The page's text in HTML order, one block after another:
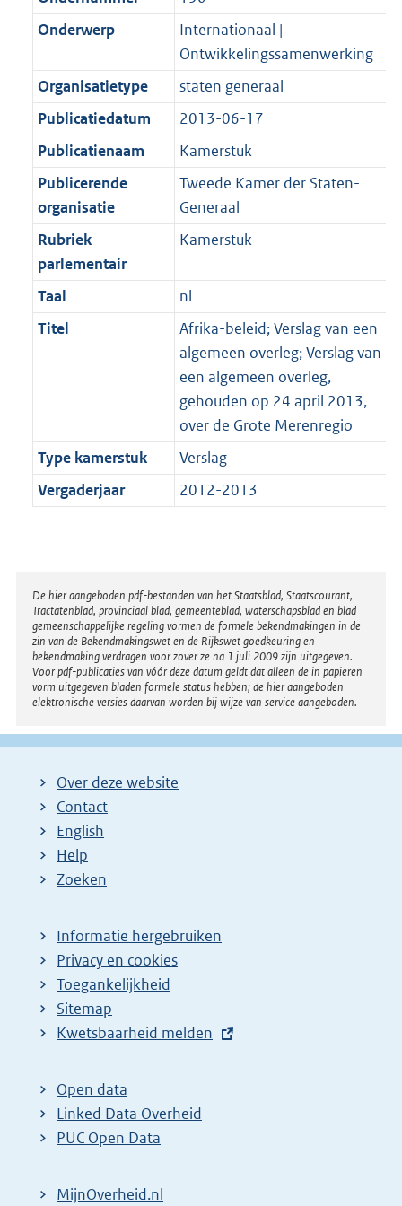
Onderwerp
Internationaal |
Ontwikkelingssamenwerking
Organisatietype
staten generaal
Publicatiedatum
2013-06-17
Publicatienaam
Kamerstuk
Publicerende
organisatie
Tweede Kamer der Staten-
Generaal
Rubriek
parlementair
Kamerstuk
Taal
nl
Titel
Afrika-beleid; Verslag van een
algemeen overleg; Verslag van
een algemeen overleg,
gehouden op 24 april 2013,
over de Grote Merenregio
Type kamerstuk
Verslag
Vergaderjaar
2012-2013
Disclaimer
De hier aangeboden pdf-bestanden van het Staatsblad, Staatscourant,
Tractatenblad, provinciaal blad, gemeenteblad, waterschapsblad en blad
gemeenschappelijke regeling vormen de formele bekendmakingen in de
zin van de Bekendmakingswet en de Rijkswet goedkeuring en
bekendmaking verdragen voor zover ze na 1 juli 2009 zijn uitgegeven.
Voor pdf-publicaties van vóór deze datum geldt dat alleen de in papieren
vorm uitgegeven bladen formele status hebben; de hier aangeboden
elektronische versies daarvan worden bij wijze van service aangeboden.
Over deze website
Contact
English
Help
Zoeken
Informatie hergebruiken
Privacy en cookies
Toegankelijkheid
Sitemap
E
t
e
r
l
Kwetsbaarheid melden
Open data
Linked Data Overheid
PUC Open Data
MijnOverheid.nl